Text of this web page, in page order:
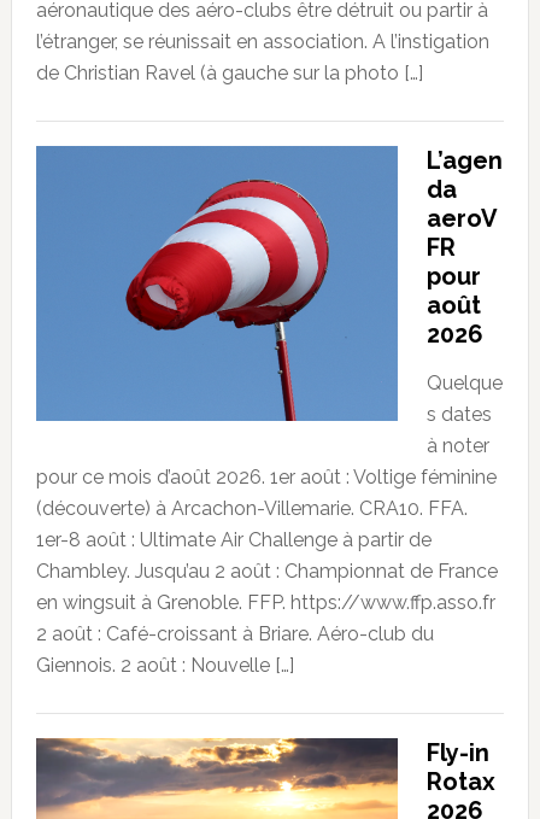
aéronautique des aéro-clubs être détruit ou partir à
l’étranger, se réunissait en association. A l’instigation
de Christian Ravel (à gauche sur la photo […]
L’agen
da
aeroV
FR
pour
août
2026
Quelque
s dates
à noter
pour ce mois d’août 2026. 1er août : Voltige féminine
(découverte) à Arcachon-Villemarie. CRA10. FFA.
1er-8 août : Ultimate Air Challenge à partir de
Chambley. Jusqu’au 2 août : Championnat de France
en wingsuit à Grenoble. FFP. https://www.ffp.asso.fr
2 août : Café-croissant à Briare. Aéro-club du
Giennois. 2 août : Nouvelle […]
Fly-in
Rotax
2026